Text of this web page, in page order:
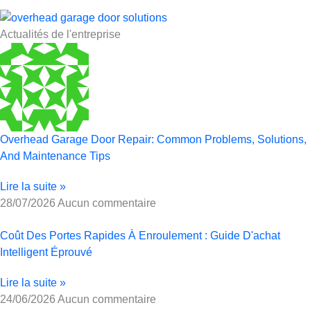
Actualités de l'entreprise
Overhead Garage Door Repair: Common Problems, Solutions,
And Maintenance Tips
Lire la suite »
28/07/2026 Aucun commentaire
Coût Des Portes Rapides À Enroulement : Guide D'achat
Intelligent Éprouvé
Lire la suite »
24/06/2026 Aucun commentaire